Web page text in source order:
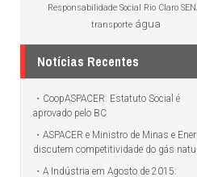
Responsabilidade Social Rio Claro
transporte água
Notícias Recentes
CoopASPACER: Estatuto Social é
aprovado pelo BC
ASPACER e Ministro de Minas e
discutem competitividade do gás
A Indústria em Agosto de 2015: